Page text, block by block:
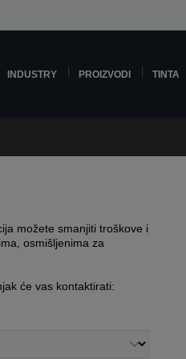
INDUSTRY PROIZVODI TINTA
možete smanjiti troškove i
osmišljenima za
će vas kontaktirati: